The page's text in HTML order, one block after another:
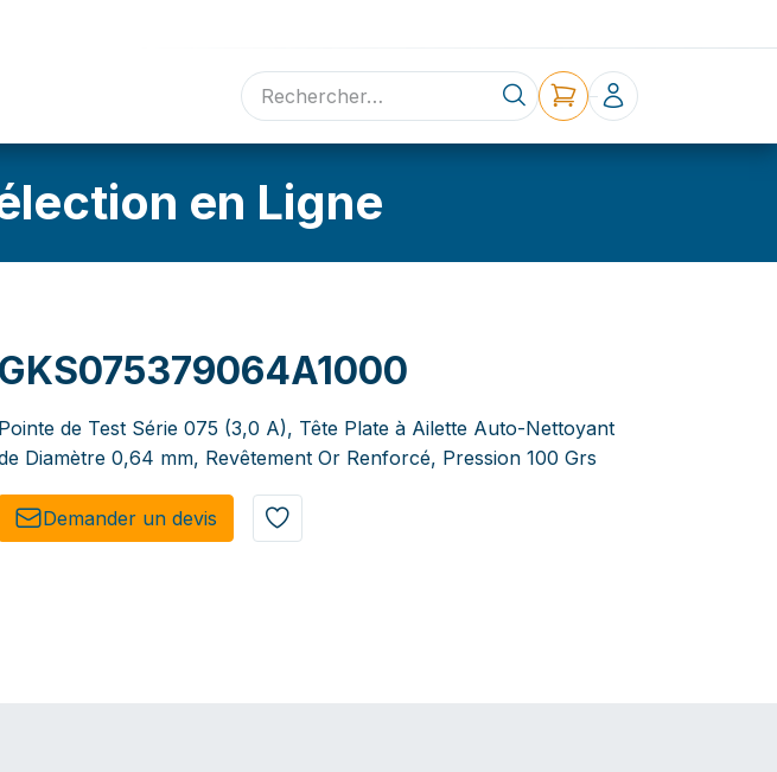
Sélection en ligne Contact
en Ligne
GKS075379064A1000
Pointe de Test Série 075 (3,0 A), Tête Plate à Ailette Auto-Nettoyant
Diamètre 0,64 mm, Revêtement Or Renforcé, Pression 100 Grs
Demander un de​​vis​​